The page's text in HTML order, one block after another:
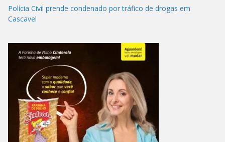
Polícia Civil prende condenado por tráfico de drogas em
Cascavel